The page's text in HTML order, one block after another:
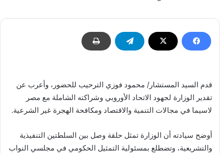
قدم السيد المستشار/ محمود فوزي الترحيب للحضور، وأعرب عن
تقدير الوزارة لجهود الاتحاد الأوروبي وشراكته الشاملة مع مصر
لاسيما في مجالات التنمية والاقتصاد ومكافحة الهجرة غير الشرعية.
أوضح سيادته أن الوزارة تمثل حلقة وصل بين السلطتين التنفيذية
والتشريعية، وتضطلع بمسئولية التمثيل الحكومي في مجلسي النواب